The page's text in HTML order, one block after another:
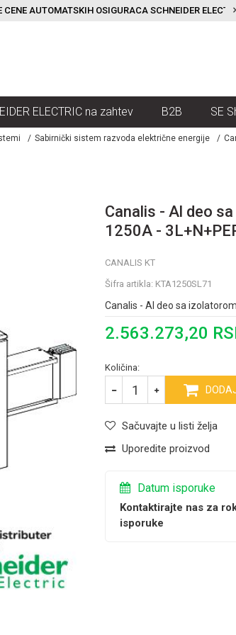
CENE AUTOMATSKIH OSIGURACA SCHNEIDER
ELECTRIC na zahtev B2B SE
Sabirnički sistem razvoda električne energije
Canalis - Al deo
1250A -
CANALIS KT
Šifra artikla: KTA1250SL71
Canalis - Al deo sa
2.563.273,20
Količina:
Sačuvajte u listi želja
Uporedite proizvod
Datum isporuke
Kontaktirajte nas za
isporuke